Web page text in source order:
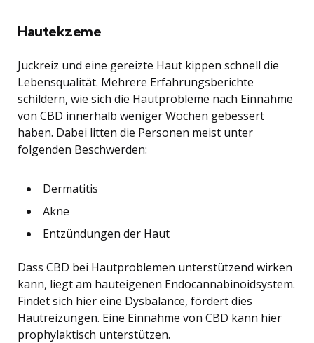
Hautekzeme
Juckreiz und eine gereizte Haut kippen schnell die
Lebensqualität. Mehrere Erfahrungsberichte
schildern, wie sich die Hautprobleme nach Einnahme
von CBD innerhalb weniger Wochen gebessert
haben. Dabei litten die Personen meist unter
folgenden Beschwerden:
Dermatitis
Akne
Entzündungen der Haut
Dass CBD bei Hautproblemen unterstützend wirken
kann, liegt am hauteigenen Endocannabinoidsystem.
Findet sich hier eine Dysbalance, fördert dies
Hautreizungen. Eine Einnahme von CBD kann hier
prophylaktisch unterstützen.